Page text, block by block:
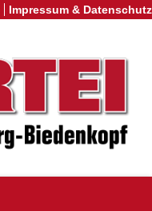
Impressum & Datenschutz